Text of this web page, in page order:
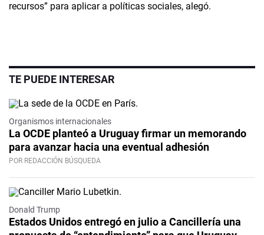
recursos” para aplicar a políticas sociales, alegó.
TE PUEDE INTERESAR
Organismos internacionales
La OCDE planteó a Uruguay firmar un memorando
para avanzar hacia una eventual adhesión
POR REDACCIÓN BÚSQUEDA
Donald Trump
Estados Unidos entregó en julio a Cancillería una